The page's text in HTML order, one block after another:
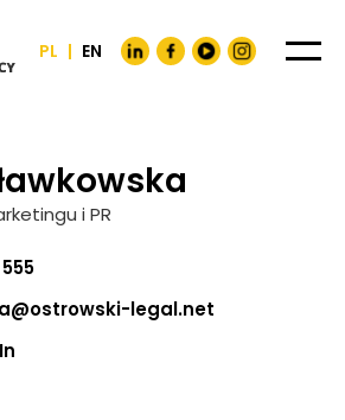
PL | EN
i PR
legal.net